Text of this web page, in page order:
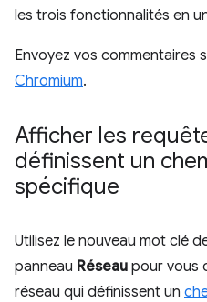
les trois fonctionnalités en
Envoyez vos commentaires
Chromium.
Afficher les
définissent un
spécifique
Utilisez le nouveau mot clé
panneau Réseau pour vous
réseau qui définissent un